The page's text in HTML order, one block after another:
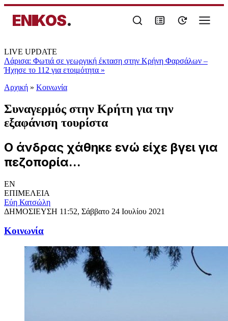
ENIKOS.
LIVE UPDATE
Λάρισα: Φωτιά σε γεωργική έκταση στην Κρήνη Φαρσάλων –
Ήχησε το 112 για ετοιμότητα »
Αρχική » Κοινωνία
Συναγερμός στην Κρήτη για την
εξαφάνιση τουρίστα
Ο άνδρας χάθηκε ενώ είχε βγει για
πεζοπορία...
EN
ΕΠΙΜΕΛΕΙΑ
Εύη Κατσώλη
ΔΗΜΟΣΙΕΥΣΗ 11:52, Σάββατο 24 Ιουλίου 2021
Κοινωνία